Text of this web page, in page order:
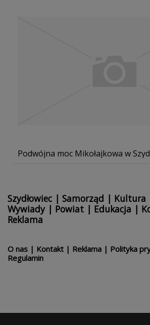
Podwójna moc Mikołajkowa w
Szydłowiec | Samorząd | Kultura
Wywiady| Powiat | Edukacja |
Reklama
O nas | Kontakt | Reklama | Polityka
Regulamin